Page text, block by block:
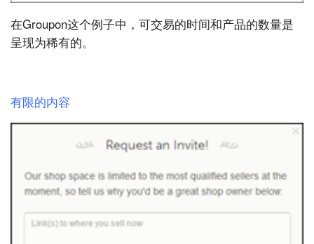
在Groupon这个例子中，可交易的时间和产品的数量是
呈现为稀有的。
有限的内容